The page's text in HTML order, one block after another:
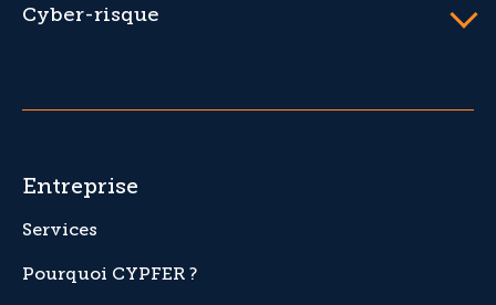
Cyber-risque
Entreprise
Services
Pourquoi CYPFER ?